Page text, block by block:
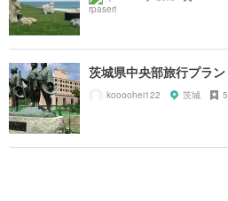
茨城県中央部旅行プラン
koooohei122 茨城 5